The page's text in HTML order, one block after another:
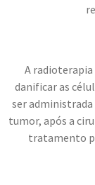
A
danificar as
ser
tumor, após a
tratamento